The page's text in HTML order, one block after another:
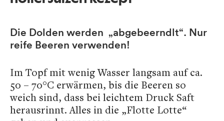
Die Dolden werden „abgebeerndlt“. Nur
reife Beeren verwenden!
Im Topf mit wenig Wasser langsam auf ca.
50 – 70°C erwärmen, bis die Beeren so
weich sind, dass bei leichtem Druck Saft
herausrinnt. Alles in die „Flotte Lotte“